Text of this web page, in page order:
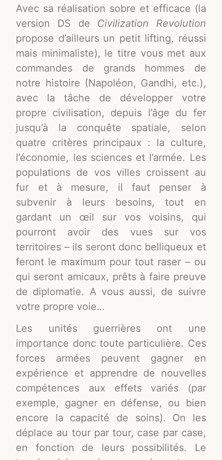
Avec sa réalisation sobre et efficace (la
version DS de Civilization Revolution
propose d’ailleurs un petit lifting, réussi
mais minimaliste), le titre vous met aux
commandes de grands hommes de
notre histoire (Napoléon, Gandhi, etc.),
avec la tâche de développer votre
propre civilisation, depuis l’âge du fer
jusqu’à la conquête spatiale, selon
quatre critères principaux : la culture,
l’économie, les sciences et l’armée. Les
populations de vos villes croissent au
fur et à mesure, il faut penser à
subvenir à leurs besoins, tout en
gardant un œil sur vos voisins, qui
pourront avoir des vues sur vos
territoires – ils seront donc belliqueux et
feront le maximum pour tout raser – ou
qui seront amicaux, prêts à faire preuve
de diplomatie. A vous aussi, de suivre
votre propre voie…
Les unités guerrières ont une
importance donc toute particulière. Ces
forces armées peuvent gagner en
expérience et apprendre de nouvelles
compétences aux effets variés (par
exemple, gagner en défense, ou bien
encore la capacité de soins). On les
déplace au tour par tour, case par case,
en fonction de leurs possibilités. Le